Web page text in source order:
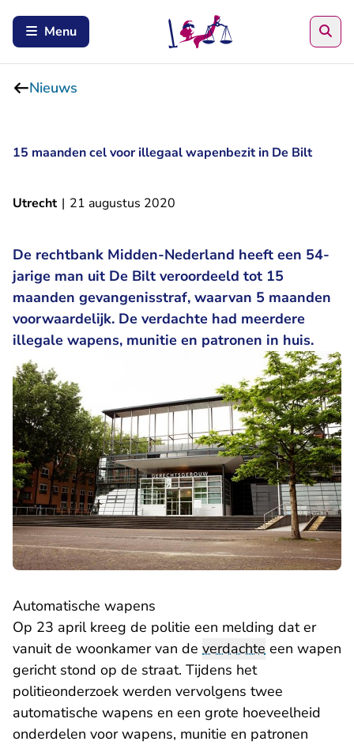
Menu
Nieuws
15 maanden cel voor illegaal wapenbezit in De Bilt
Utrecht | 21 augustus 2020
De rechtbank Midden-Nederland heeft een 54-
jarige man uit De Bilt veroordeeld tot 15
maanden gevangenisstraf, waarvan 5 maanden
voorwaardelijk. De verdachte had meerdere
illegale wapens, munitie en patronen in huis.
Automatische wapens
Op 23 april kreeg de politie een melding dat er
vanuit de woonkamer van de verdachte een wapen
gericht stond op de straat. Tijdens het
politieonderzoek werden vervolgens twee
automatische wapens en een grote hoeveelheid
onderdelen voor wapens, munitie en patronen